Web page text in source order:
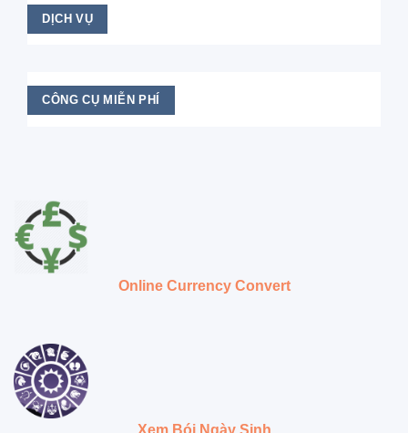
DỊCH VỤ
CÔNG CỤ MIỄN PHÍ
Online Currency Convert
Xem Bói Ngày Sinh